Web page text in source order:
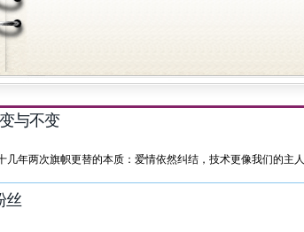
与不变
几年两次旗帜更替的本质：爱情依然纠结，技术更像我们的主人
丝